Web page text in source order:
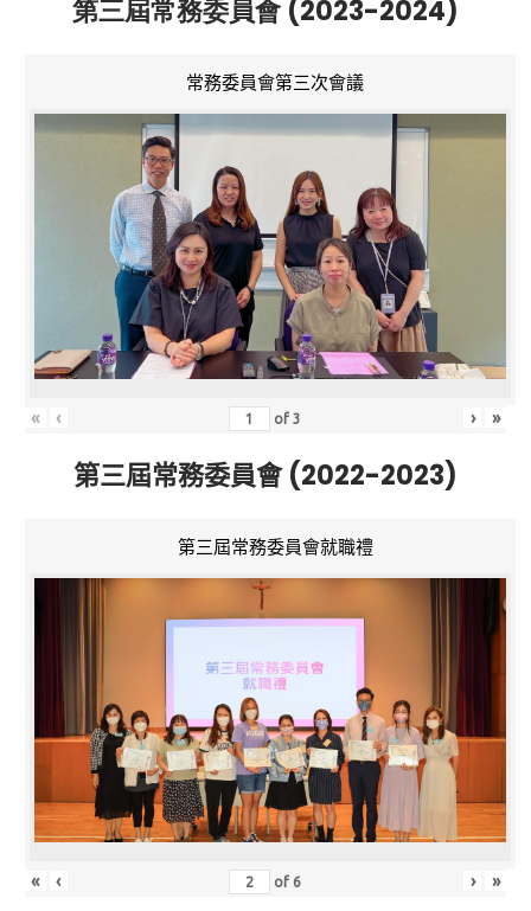
第三屆常務委員會 (2023-2024)
常務委員會第三次會議
« ‹ of3 › »
第三屆常務委員會 (2022-2023)
第三屆常務委員會就職禮
« ‹ of 6 › »